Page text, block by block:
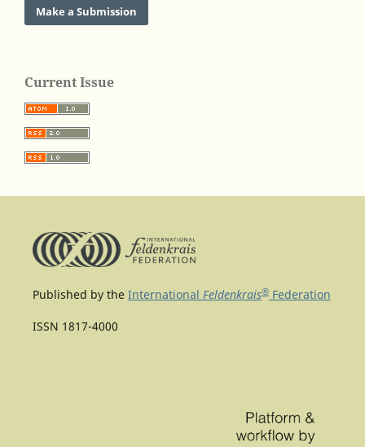
Make a Submission
Current Issue
Published by the International Feldenkrais®Federation
ISSN 1817-4000